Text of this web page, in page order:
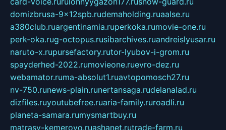
domizbrusa-9x12spb.rudemaholding.ruaalse.ru
a380club.ruargentinamia.ruperkoka.rumovie-one.ru
perk-oka.rug-octopus.rusibarchives.ruandreislyusar.ru
naruto-x.rupursefactory.rutor-lyubov-i-grom.ru
spayderhed-2022.rumovieone.ruevro-dez.ru
webamator.ruma-absolut1.ruavtopomosch27.ru
nv-750.runews-plain.runertansaga.rudelanalad.ru
dizfiles.ruyoutubefree.ruaria-family.ruroadli.ru
planeta-samara.rumysmartbuy.ru
matrasy-kemerovo.ruashanet.rutrade-farm.ru